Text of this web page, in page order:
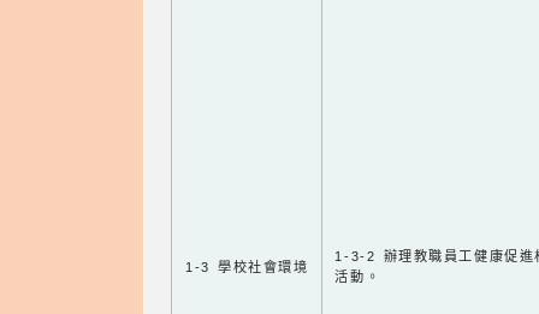
1-3 學校社會環境
1-3-2 辦理教職員工健康促進
活動。